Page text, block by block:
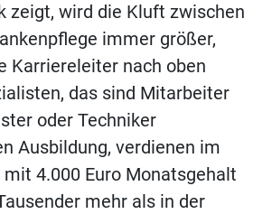
zeigt, wird die Kluft zwischen
immer größer,
Karriereleiter nach oben
das sind Mitarbeiter
oder Techniker
Ausbildung, verdienen im
4.000 Euro Monatsgehalt
mehr als in der